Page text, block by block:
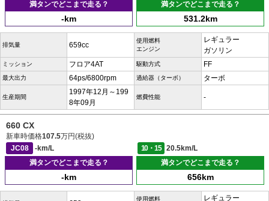
満タンでどこまで走る？
-km
満タンでどこまで走る？
531.2km
排気量 659cc
使用燃料
エンジン
レギュラー
ガソリン
ミッション フロア4AT 駆動方式 FF
最大出力 64ps/6800rpm 過給器（ターボ） ターボ
生産期間
1997年12月～199
8年09月
燃費性能 -
660 CX
新車時価格107.5万円(税抜)
JC08
-km/L 10・15
20.5km/L
満タンでどこまで走る？
-km
満タンでどこまで走る？
656km
使用燃料
レギュラー